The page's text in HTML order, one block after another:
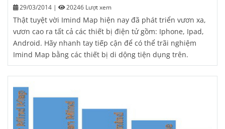
29/03/2014 | 20246 Lượt xem
Thật tuyệt vời Imind Map hiện nay đã phát triển vươn xa,
vươn cao ra tất cả các thiết bị điện tử gồm: Iphone, Ipad,
Android. Hãy nhanh tay tiếp cận để có thể trãi nghiệm
Imind Map bằng các thiết bị di dộng tiện dụng trên.